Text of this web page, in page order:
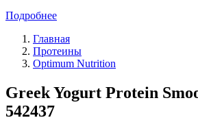
Подробнее
Главная
Протеины
Optimum Nutrition
Greek Yogurt Protein
542437